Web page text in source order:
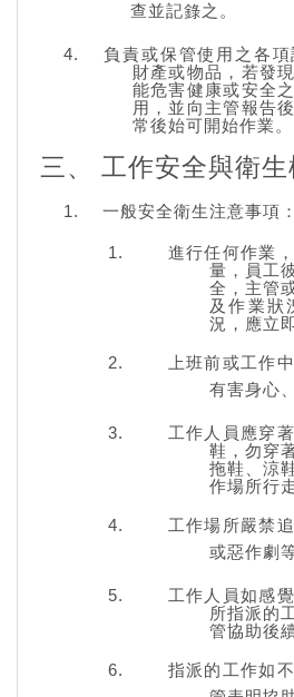
查並記錄之。
負責或保管使用之各項
財產或物品，若發
能危害健康或安全
用，並向主管報告
常後始可開始作業。
三、 工作安全與衛生
一般安全衛生注意事項：
進行任何作業
量，員工
全，主管
及作業狀
況，應立
上班前或工作
有害身心
工作人員應穿
鞋，勿穿
拖鞋、涼
作場所行
工作場所嚴禁
或惡作劇
工作人員如感
所指派的
管協助後
指派的工作如